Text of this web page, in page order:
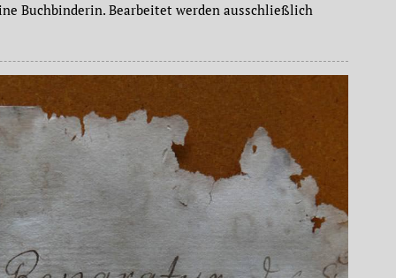
Buchbinderin. Bearbeitet werden ausschließlich